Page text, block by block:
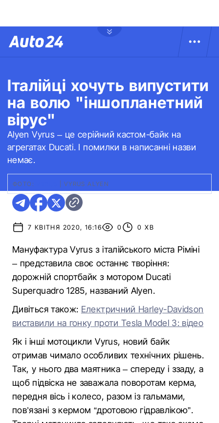
Італійці хочуть випустити
на волю "іншопланетний
вірус"
Alyen Vyrus – це серійний кастом-байк на
агрегатах Ducati. І помилки в написанні назви
немає.
ФОТО: VYRUS ALYEN
7 КВІТНЯ 2020, 16:16 0 0 ХВ
Мануфактура Vyrus з італійського міста Ріміні
– представила своє останнє творіння:
дорожній спортбайк з мотором Ducati
Superquadro 1285, названий Alyen.
Дивіться також: Електричний Harley-Davidson
виставили на гонку проти Tesla Model 3: відео
Як і інші мотоцикли Vyrus, новий байк
отримав чимало особливих технічних рішень.
Так, у нього два маятника – спереду і ззаду, а
щоб підвіска не заважала поворотам керма,
передня вісь і колесо, разом із гальмами,
пов’язані з кермом “дротовою гідравлікою”.